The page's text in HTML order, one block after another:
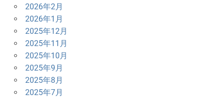
ン
2026年2月
2026年1月
2025年12月
2025年11月
2025年10月
2025年9月
2025年8月
2025年7月